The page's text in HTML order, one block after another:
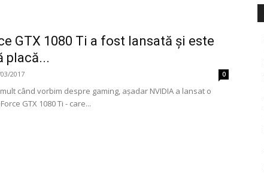
GTX 1080 Ti a fost lansată și este
placă...
2017 0
când vorbim despre gaming, așadar NVIDIA a lansat o
GTX 1080 Ti - care...